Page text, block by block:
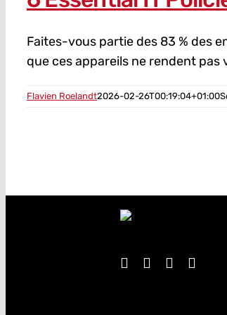
Faites-vous partie des 83 % des
que ces appareils ne rendent pas
Flavien Roelandt2026-02-26T00:19:04+01:00